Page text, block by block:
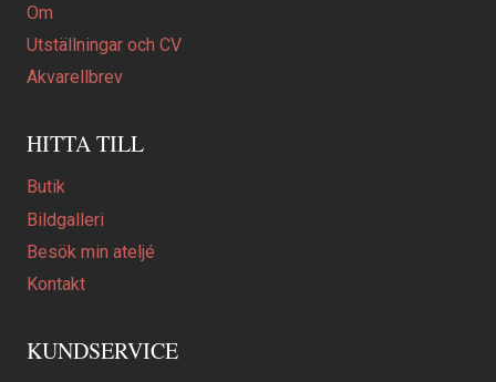
Om
Utställningar och CV
Akvarellbrev
HITTA TILL
Butik
Bildgalleri
Besök min ateljé
Kontakt
KUNDSERVICE